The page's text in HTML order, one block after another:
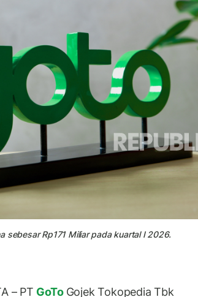
sebesar Rp171 Miliar pada kuartal I 2026.
– PT GoTo Gojek Tokopedia Tbk